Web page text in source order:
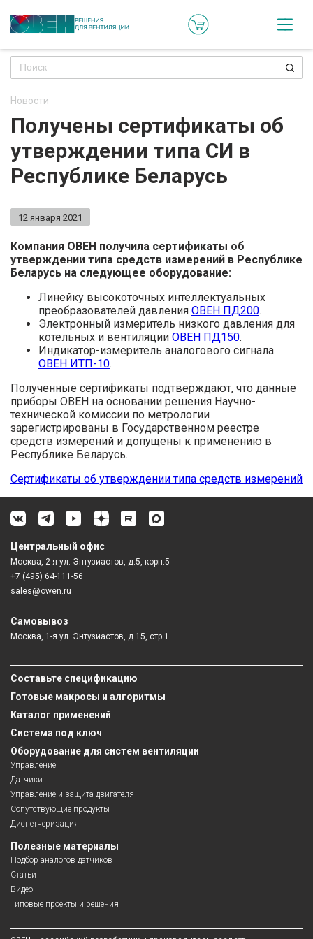
Новости
Получены сертификаты об
утверждении типа СИ в
Республике Беларусь
12 января 2021
Компания ОВЕН получила сертификаты об
утверждении типа средств измерений в Республике
Беларусь на следующее оборудование:
Линейку высокоточных интеллектуальных
преобразователей давления ОВЕН ПД200.
Электронный измеритель низкого давления для
котельных и вентиляции ОВЕН ПД150.
Индикатор-измеритель аналогового сигнала
ОВЕН ИТП-10.
Полученные сертификаты подтверждают, что данные
приборы ОВЕН на основании решения Научно-
технической комиссии по метрологии
зарегистрированы в Государственном реестре
средств измерений и допущены к применению в
Республике Беларусь.
Cертификаты об утверждении типа средств измерений
Центральный офис
Москва, 2-я ул. Энтузиастов, д.5, корп.5
+7 (495) 64-111-56
sales@owen.ru
Самовывоз
Москва, 1-я ул. Энтузиастов, д.15, стр.1
Составьте спецификацию
Готовые макросы и алгоритмы
Каталог применений
Система под ключ
Оборудование для систем вентиляции
Управление
Датчики
Управление и защита двигателя
Сопутствующие продукты
Диспетчеризация
Полезные материалы
Подбор аналогов датчиков
Статьи
Видео
Типовые проекты и решения